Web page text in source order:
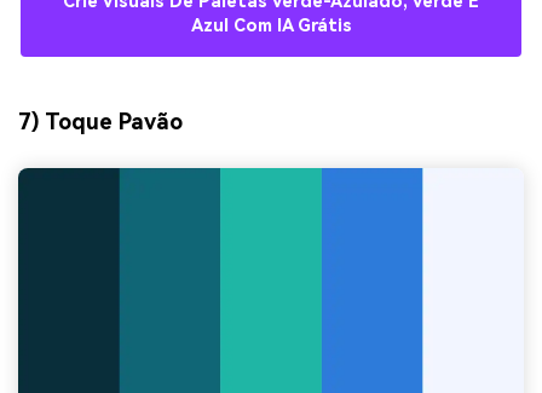
Azul Com IA Grátis
7) Toque Pavão